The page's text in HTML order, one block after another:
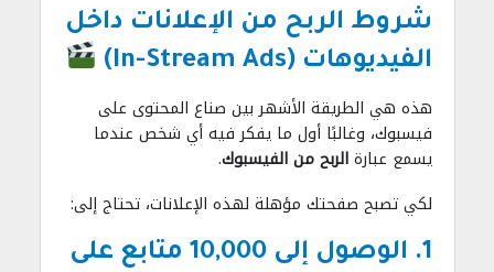
شروط الربح من الإعلانات داخل
الفيديوهات (In-Stream Ads)
هذه هي الطريقة الأشهر بين صناع المحتوى على
فيسبوك، وغالبًا أول ما يفكر فيه أي شخص عندما
يسمع عبارةالربح من الفيسبوك.
لكي تصبح صفحتك مؤهلة لهذه الإعلانات، تحتاج إلى:
1. الوصول إلى 10,000 متابع على